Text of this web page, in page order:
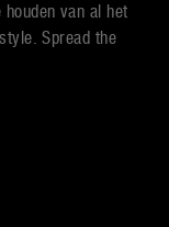
van al het
Spread the